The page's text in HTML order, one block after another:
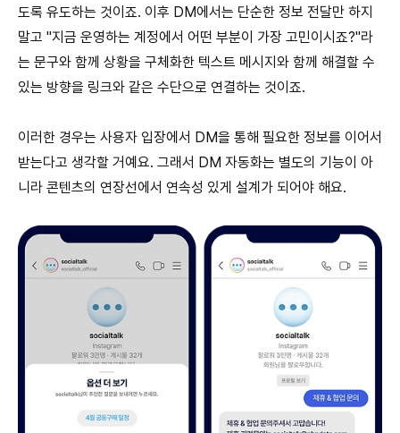
도록 유도하는 것이죠. 이후 DM에서는 단순한 정보 전달만 하지
말고 "지금 운영하는 계정에서 어떤 부분이 가장 고민이시죠?"라
는 문구와 함께 상황을 구체화한 텍스트 메시지와 함께 해결할 수
있는 방향을 링크와 같은 수단으로 연결하는 것이죠.
이러한 경우는 사용자 입장에서 DM을 통해 필요한 정보를 이어서
받는다고 생각할 거예요. 그래서 DM 자동화는 별도의 기능이 아
니라 콘텐츠의 연장선에서 연속성 있게 설계가 되어야 해요.